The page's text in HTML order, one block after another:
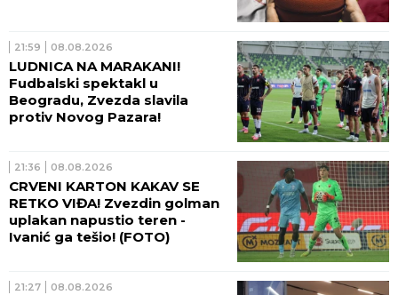
21:59 08.08.2026
LUDNICA NA MARAKANI!
Fudbalski spektakl u
Beogradu, Zvezda slavila
protiv Novog Pazara!
21:36 08.08.2026
CRVENI KARTON KAKAV SE
RETKO VIĐA! Zvezdin golman
uplakan napustio teren -
Ivanić ga tešio! (FOTO)
21:27 08.08.2026